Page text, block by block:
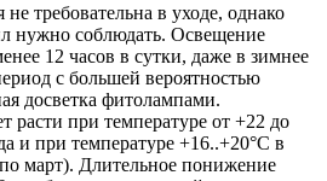
требовательна в уходе, однако
нужно соблюдать. Освещение
12 часов в сутки, даже в зимнее
с большей вероятностью
досветка фитолампами.
расти при температуре от +22 до
и при температуре +16..+20°С в
март). Длительное понижение